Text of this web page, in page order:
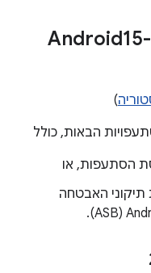
)
הבאות, כולל
הסתעפות, או
האבטחה